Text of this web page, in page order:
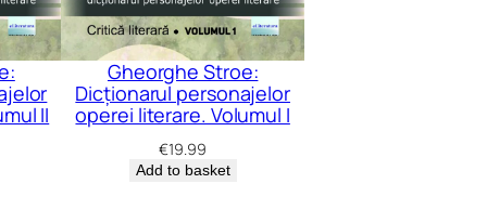
II
Gheorghe Stroe:
Dicționarul personajelor
operei literare. Volumul I
€19.99
Add to basket